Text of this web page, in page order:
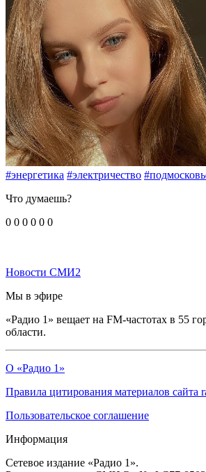
#энергетика #электричество
Что думаешь?
0 0 0 0 0 0
Новости СМИ2
Мы в эфире
«Радио 1» вещает на FM-частотах в 55
области.
О «Радио 1»
Правила цитирования материалов сайта
Пользовательское соглашение
Информация
Сетевое издание «Радио 1».